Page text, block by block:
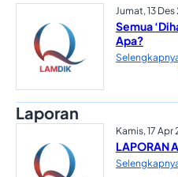
Jumat, 13
Semua
Apa?
Laporan
Kamis, 17 Apr
LAPORAN